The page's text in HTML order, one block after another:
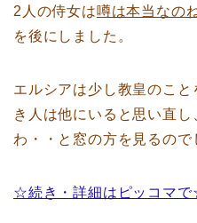
2人の侍女は噂は本当なの
を後にしました。
エルシアは少し教皇のこ
き人は他にいると思い直
わ・・と窓の方を見るので
☆続き・詳細はピッコマ